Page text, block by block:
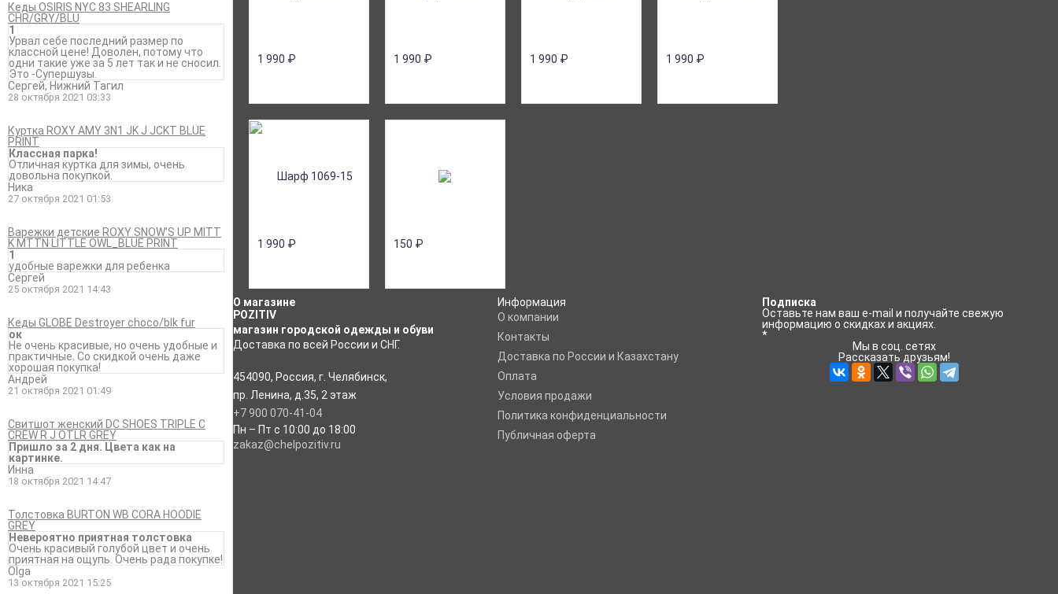
Кеды OSIRIS NYC 83 SHEARLING
CHR/GRY/BLU
1
Урвал себе последний размер по
классной цене! Доволен, потому что
одни такие уже за 5 лет так и не сносил.
Это -Супершузы.
Сергей, Нижний Тагил
28 октября 2021 03:33
Куртка ROXY AMY 3N1 JK J JCKT BLUE
PRINT
Классная парка!
Отличная куртка для зимы, очень
довольна покупкой.
Ника
27 октября 2021 01:53
Варежки детские ROXY SNOW'S UP MITT
K MTTN LITTLE OWL_BLUE PRINT
1
удобные варежки для ребенка
Сергей
25 октября 2021 14:43
Кеды GLOBE Destroyer choco/blk fur
ок
Не очень красивые, но очень удобные и
практичные. Со скидкой очень даже
хорошая покупка!
Андрей
21 октября 2021 01:49
Свитшот женский DC SHOES TRIPLE C
CREW R J OTLR GREY
Пришло за 2 дня. Цвета как на
картинке.
Инна
18 октября 2021 14:47
Толстовка BURTON WB CORA HOODIE
GREY
Невероятно приятная толстовка
Очень красивый голубой цвет и очень
приятная на ощупь. Очень рада покупке!
Olga
13 октября 2021 15:25
1 990 ₽ 1 990 ₽ 1 990 ₽ 1 990 ₽
1 990 ₽ 150 ₽
О магазине
POZITIV
магазин городской одежды и обуви
Доставка по всей России и СНГ.
454090, Россия, г. Челябинск,
пр. Ленина, д.35, 2 этаж
+7 900 070-41-04
Пн – Пт с 10:00 до 18:00
zakaz@chelpozitiv.ru
Информация
O компании
Контакты
Доставка по России и Казахстану
Оплата
Условия продажи
Политика конфиденциальности
Публичная оферта
Подписка
Оставьте нам ваш e-mail и получайте свежую
информацию о скидках и акциях.
*
Мы в соц. сетях
Рассказать друзьям!